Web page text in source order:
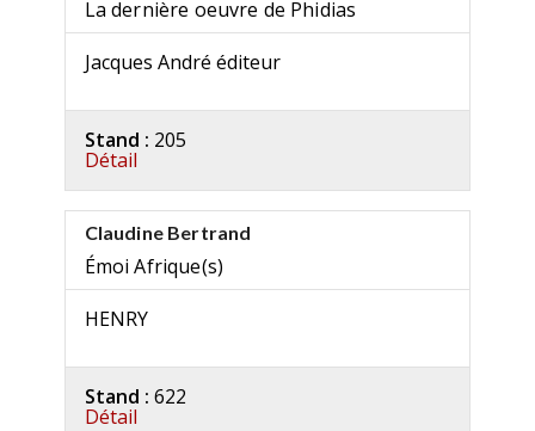
La dernière oeuvre de Phidias
Jacques André éditeur
Stand : 205
Détail
Claudine Bertrand
Émoi Afrique(s)
HENRY
Stand : 622
Détail